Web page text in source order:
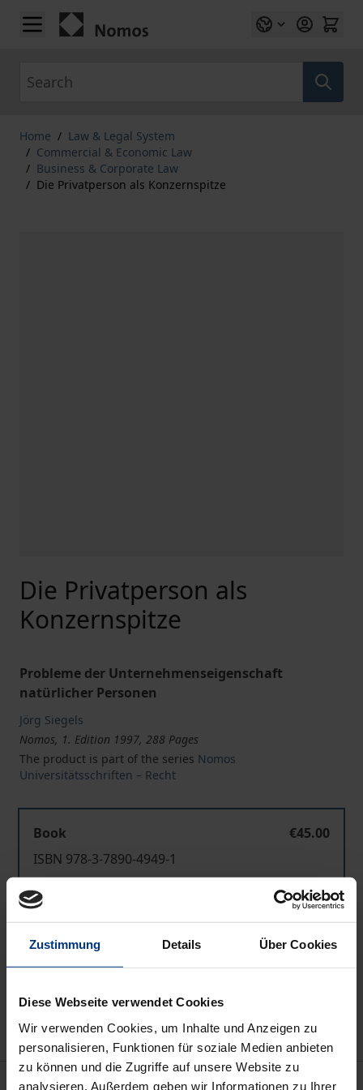
Zustimmung Details Über Cookies
Diese Webseite verwendet Cookies
Wir verwenden Cookies, um Inhalte und Anzeigen zu
personalisieren, Funktionen für soziale Medien anbieten
zu können und die Zugriffe auf unsere Website zu
analysieren. Außerdem geben wir Informationen zu Ihrer
Skip to Content
Home / Law & Legal System
/ Commercial & Economic Law
/ Business & Corporate Law
/ Die Privatperson als Konzernspitze
Die Privatperson als
Konzernspitze
Probleme der Unternehmenseigenschaft
natürlicher Personen
Jörg Siegels
Nomos, 1. Edition 1997, 288 Pages
The product is part of the series Nomos
Universitätsschriften – Recht
Book
€45.00
ISBN 978-3-7890-4949-1
Add to Cart
Delivery cost notice
Description